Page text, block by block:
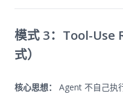
模式 3：Tool-Use
式）
核心思想：
Agent 不自己执